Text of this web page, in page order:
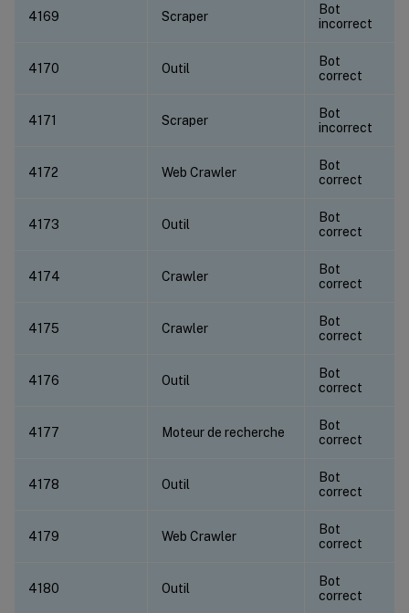
4169 Scraper
Bot
incorrect
4170 Outil
Bot
correct
4171 Scraper
Bot
incorrect
4172 Web Crawler
Bot
correct
4173 Outil
Bot
correct
4174 Crawler
Bot
correct
4175 Crawler
Bot
correct
4176 Outil
Bot
correct
4177 Moteur de recherche
Bot
correct
4178 Outil
Bot
correct
4179 Web Crawler
Bot
correct
4180 Outil
Bot
correct